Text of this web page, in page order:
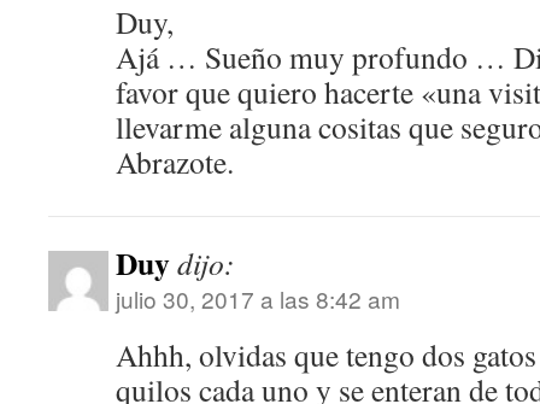
Duy,
Ajá … Sueño muy profundo …
favor que quiero hacerte «una
llevarme alguna cositas que
Abrazote.
Duydijo:
julio 30, 2017 a las 8:42 am
Ahhh, olvidas que tengo dos
quilos cada uno y se enteran de